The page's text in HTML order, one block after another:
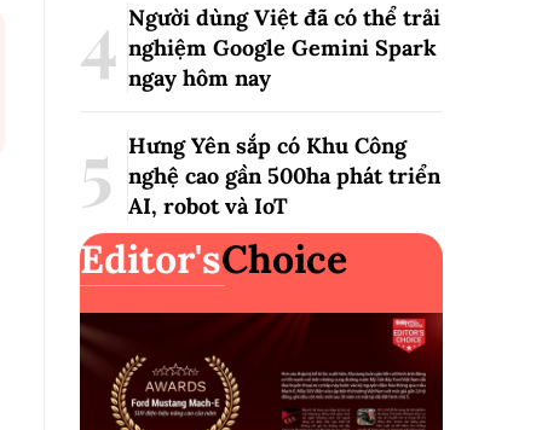
Người dùng Việt đã có thể trải
nghiệm Google Gemini Spark
ngay hôm nay
Hưng Yên sắp có Khu Công
nghệ cao gần 500ha phát triển
AI, robot và IoT
Editor'sChoice